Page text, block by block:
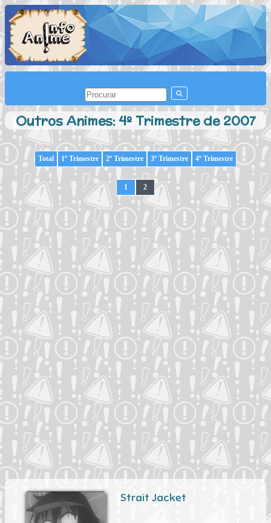
Outros Animes: 4º Trimestre de 2007
Total 1º Trimestre 2º Trimestre 3º Trimestre 4º Trimestre
1 2
Strait Jacket